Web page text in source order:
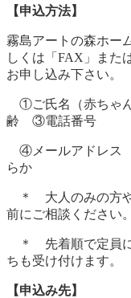
【申込方法】
霧島アートの森ホー
しくは「FAX」ま
お申し込み下さい。
①ご氏名（赤ちゃ
齢 ③電話番号
④メールアドレス
らか
＊ 大人のみの方や
前にご相談ください。
＊ 先着順で定員に
ちも受け付けます。
【申込み先】